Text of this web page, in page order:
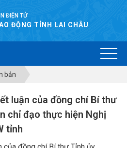
ĐIỆN TỬ
ĐỘNG TỈNH LAI CHÂU
bản
luận của đồng chí Bí thư
chỉ đạo thực hiện Nghị
tỉnh